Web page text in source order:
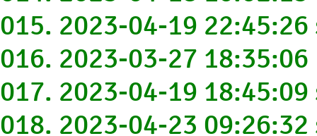
015. 2023-04-19
016. 2023-03-27
017. 2023-04-19
018. 2023-04-23